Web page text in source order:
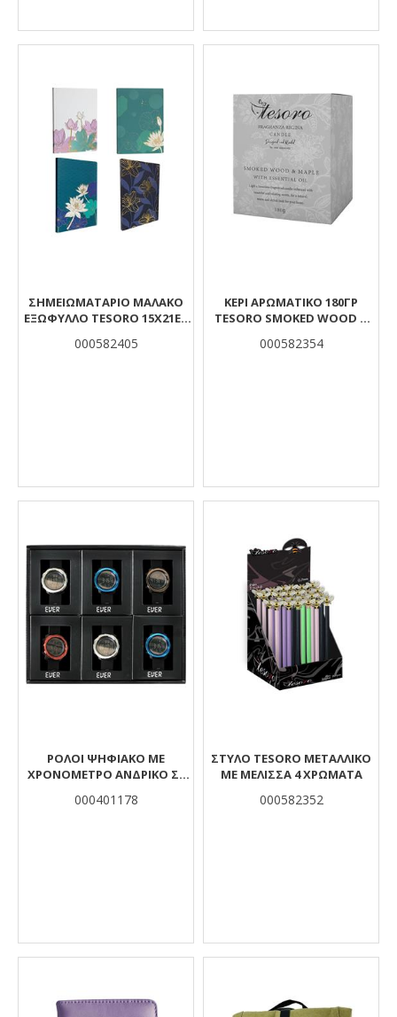
ΣΗΜΕΙΩΜΑΤΑΡΙΟ ΜΑΛΑΚΟ
ΕΞΩΦΥΛΛΟ TESORO 15Χ21ΕΚ
000582405
ΚΕΡΙ ΑΡΩΜΑΤΙΚΟ 180ΓΡ
TESORO SMOKED WOOD &
000582354
ΡΟΛΟΙ ΨΗΦΙΑΚΟ ΜΕ
ΧΡΟΝΟΜΕΤΡΟ ΑΝΔΡΙΚΟ ΣΕ
000401178
ΣΤΥΛΌ TESORO ΜΕΤΑΛΛΙΚΌ
ΜΕ ΜΈΛΙΣΣΑ 4 ΧΡΏΜΑΤΑ
000582352